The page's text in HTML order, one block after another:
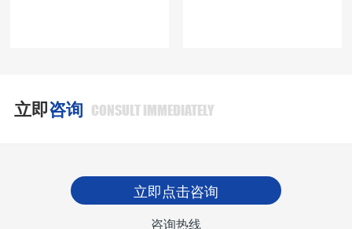
立即咨询 CONSULT IMMEDIATELY
立即点击咨询
咨询热线